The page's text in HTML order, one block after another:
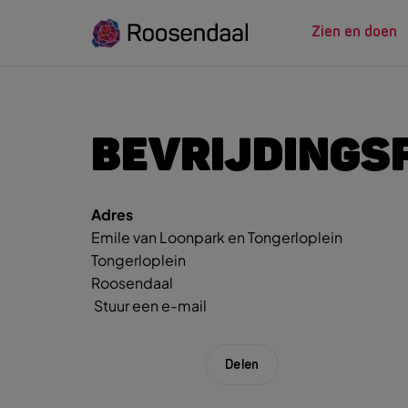
Zien en doen
ZIEN EN
Wandelen
Activiteiten
LEREN
INTROosendaal
Adres
Emile van Loonpark en Tongerloplein
Tongerloplein
Roosendaal
Stuur een e-mail
Delen